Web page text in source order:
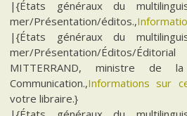
|{États généraux du
mer/Présentation/éditos.,
|{États généraux du
mer/Présentation/Éditos/
MITTERRAND, ministre
Communication.,Informations sur
votre libraire.}